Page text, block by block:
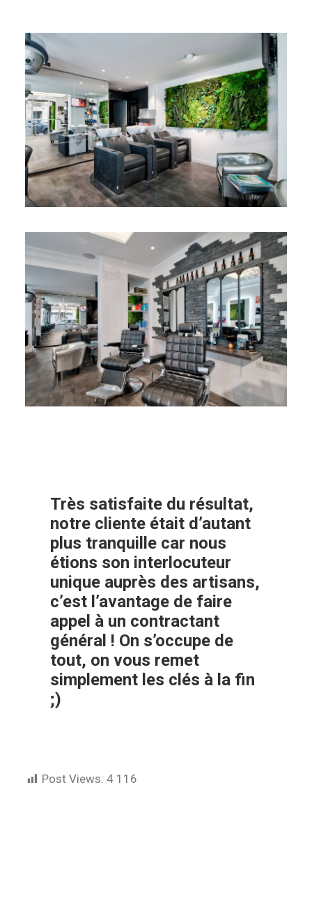
Très satisfaite du résultat,
notre cliente était d’autant
plus tranquille car nous
étions son interlocuteur
unique auprès des artisans,
c’est l’avantage de faire
appel à un contractant
général ! On s’occupe de
tout, on vous remet
simplement les clés à la fin
;)
Post Views: 4 116